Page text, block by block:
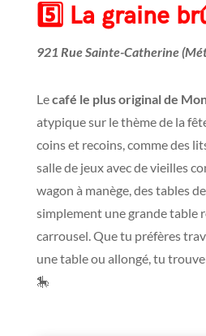
5️⃣ La graine
921 Rue Sainte-Catherine
Lecafé le plus original de
atypique sur le thème de la
coins et recoins, comme des
salle de jeux avec de vieilles
wagon à manège, des tables
simplement une grande table
carrousel. Que tu préfères
une table ou allongé, tu
🎠